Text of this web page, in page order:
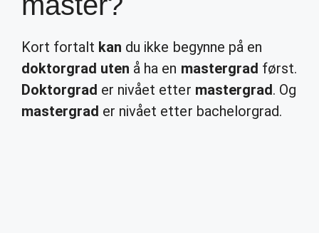
Kort fortalt kan du ikke begynne på en
doktorgrad uten å ha en mastergrad først.
Doktorgrad er nivået etter mastergrad. Og
mastergrad er nivået etter bachelorgrad.